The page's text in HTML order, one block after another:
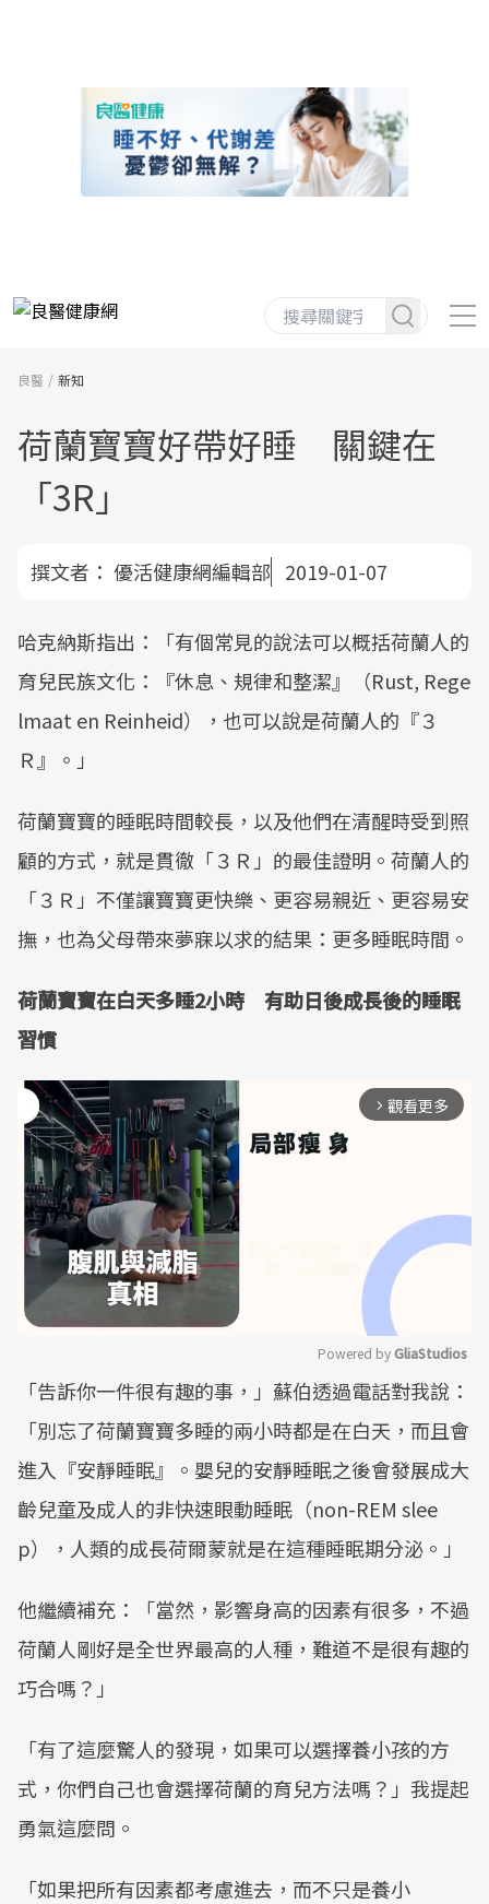
良醫 新知
荷蘭寶寶好帶好睡 關鍵在
「3R」
撰文者： 優活健康網編輯部 2019-01-07
哈克納斯指出：「有個常見的說法可以概括荷蘭人的
育兒民族文化：『休息、規律和整潔』（Rust, Rege
lmaat en Reinheid），也可以說是荷蘭人的『３
Ｒ』。」
荷蘭寶寶的睡眠時間較長，以及他們在清醒時受到照
顧的方式，就是貫徹「３Ｒ」的最佳證明。荷蘭人的
「３Ｒ」不僅讓寶寶更快樂、更容易親近、更容易安
撫，也為父母帶來夢寐以求的結果：更多睡眠時間。
荷蘭寶寶在白天多睡2小時 有助日後成長後的睡眠
習慣
arrow_forward_ios 觀看更多
Mute
Powered by GliaStudios
「告訴你一件很有趣的事，」蘇伯透過電話對我說：
「別忘了荷蘭寶寶多睡的兩小時都是在白天，而且會
進入『安靜睡眠』。嬰兒的安靜睡眠之後會發展成大
齡兒童及成人的非快速眼動睡眠（non-REM slee
p），人類的成長荷爾蒙就是在這種睡眠期分泌。」
他繼續補充：「當然，影響身高的因素有很多，不過
荷蘭人剛好是全世界最高的人種，難道不是很有趣的
巧合嗎？」
「有了這麼驚人的發現，如果可以選擇養小孩的方
式，你們自己也會選擇荷蘭的育兒方法嗎？」我提起
勇氣這麼問。
「如果把所有因素都考慮進去，而不只是養小